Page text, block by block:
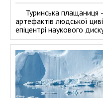
Туринська плащаниця
артефактів людської
епіцентрі наукового